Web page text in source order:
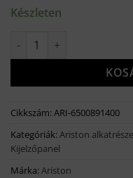
Készleten
Ariston vezérlőpanel
Cikkszám:ARI-6500891400
Kategóriák:Ariston
Kijelzőpanel
Márka:Ariston